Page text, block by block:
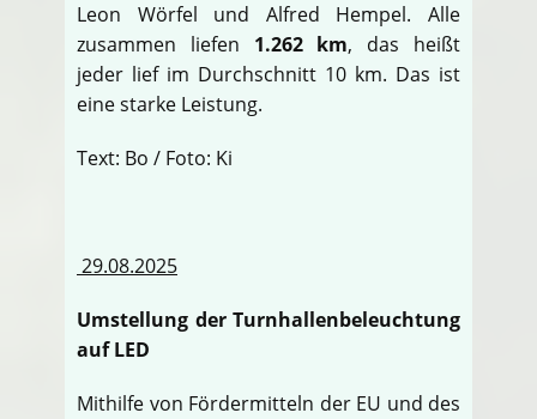
Leon Wörfel und Alfred Hempel. Alle
zusammen liefen 1.262 km, das heißt
jeder lief im Durchschnitt 10 km. Das ist
eine starke Leistung.
Text: Bo / Foto: Ki
29.08.2025
Umstellung der Turnhallenbeleuchtung
auf LED
Mithilfe von Fördermitteln der EU und des